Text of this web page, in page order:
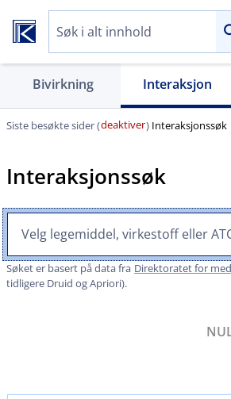
Bivirkning Interaksjon
Siste besøkte sider (deaktiver) Interaksjonssøk
Interaksjonssøk
Søket er basert på data fra Direktoratet for
tidligere Druid og Apriori).